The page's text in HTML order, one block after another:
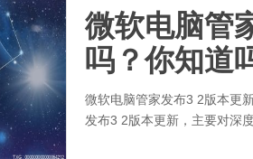
微软电脑管
吗？你知道
微软电脑管家发布3 2版本更
发布3 2版本更新，主要对深